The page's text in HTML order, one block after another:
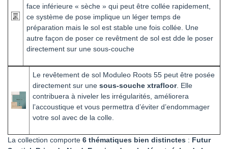
face inférieure « sèche » qui peut être collée rapidement,
ce système de pose implique un léger temps de
préparation mais le sol est stable une fois collée. Une
autre façon de poser ce revêtment de sol est dde le poser
directement sur une sous-couche
Le revêtement de sol Moduleo Roots 55 peut être posée
directement sur une sous-souche xtrafloor. Elle
contribuera à niveler les irrégularités, améliorera
l’accoustique et vous permettra d’éviter d’endommager
votre sol avec de la colle.
La collection comporte 6 thématiques bien distinctes : Futur